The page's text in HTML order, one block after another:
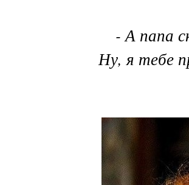
- А папа
Ну, я тебе